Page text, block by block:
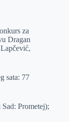
za
Dragan
sata: 77
Prometej);